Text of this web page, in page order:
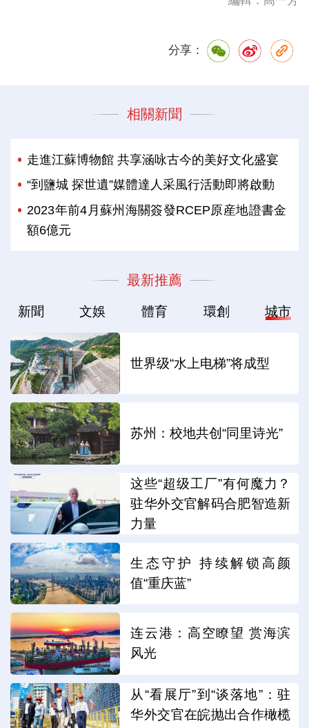
分享：
相關新聞
走進江蘇博物館 共享涵咏古今的美好文化盛宴
“到鹽城 探世遺”媒體達人采風行活動即將啟動
2023年前4月蘇州海關簽發RCEP原産地證書金
額6億元
最新推薦
新聞 文娛 體育 環創 城市
世界级“水上电梯”将成型
苏州：校地共创“同里诗光”
这些“超级工厂”有何魔力？
驻华外交官解码合肥智造新
力量
生态守护 持续解锁高颜
值“重庆蓝”
连云港：高空瞭望 赏海滨
风光
从“看展厅”到“谈落地”：驻
华外交官在皖抛出合作橄榄